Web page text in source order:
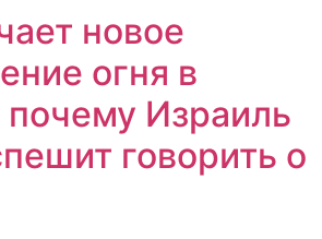
новое
огня в
Израиль
говорить о